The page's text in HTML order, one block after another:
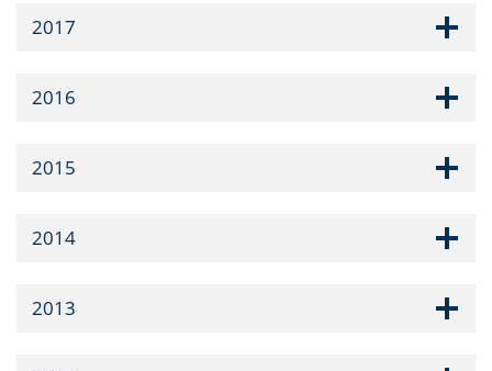
2017
2016
2015
2014
2013